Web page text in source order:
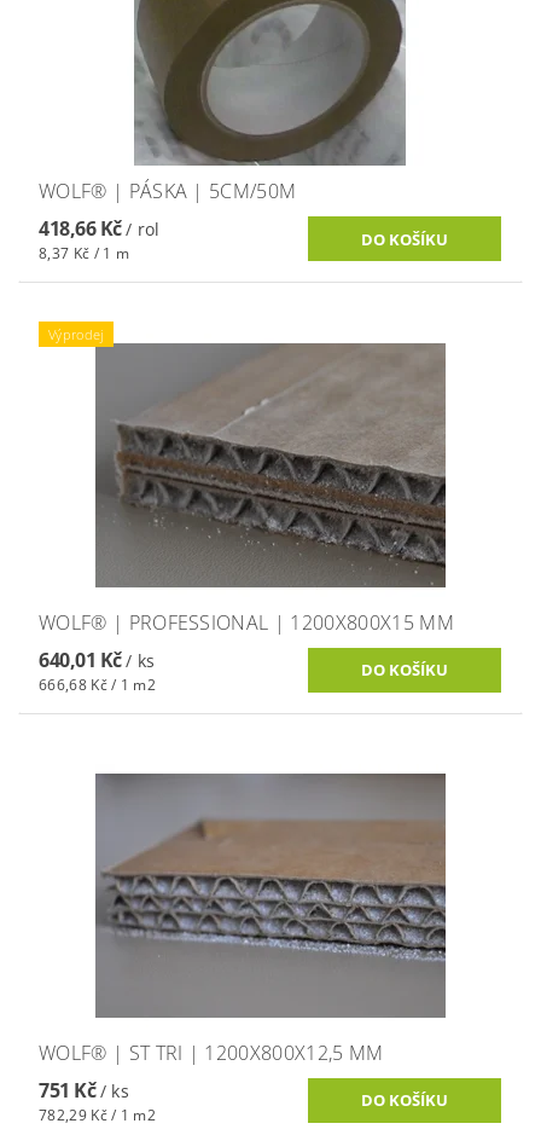
WOLF® | PÁSKA | 5CM/50M
418,66 Kč/ rol
8,37 Kč / 1 m
Výprodej
WOLF® | PROFESSIONAL | 1200X800X15 MM
640,01 Kč/ ks
666,68 Kč / 1 m2
WOLF® | ST TRI | 1200X800X12,5 MM
751 Kč/ ks
782,29 Kč / 1 m2